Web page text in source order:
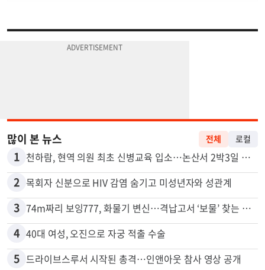
많이 본 뉴스 전체 로컬
1 천하람, 현역 의원 최초 신병교육 입소…논산서 2박3일 생활
2 목회자 신분으로 HIV 감염 숨기고 미성년자와 성관계
3 74m짜리 보잉777, 화물기 변신…격납고서 ‘보물’ 찾는 인천공항
4 40대 여성, 오진으로 자궁 적출 수술
5 드라이브스루서 시작된 총격…인앤아웃 참사 영상 공개